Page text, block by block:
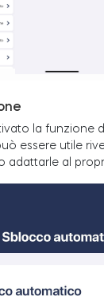
la funzione
essere utile
adattarle al